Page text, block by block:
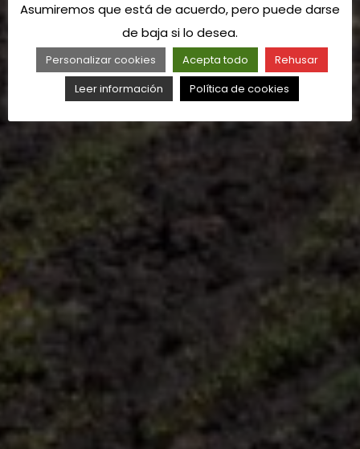
Asumiremos que está de acuerdo, pero puede darse
de baja si lo desea.
Personalizar cookies Acepta todo
Rehusar
Leer información
Política de cookies